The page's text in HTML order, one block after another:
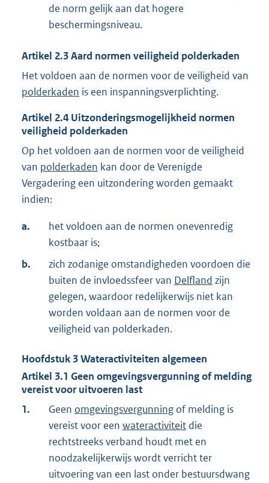
de norm gelijk aan dat hogere
beschermingsniveau.
Artikel 2.3Aard normen veiligheid polderkaden
Het voldoen aan de normen voor de veiligheid van
polderkaden is een inspanningsverplichting.
Artikel 2.4 Uitzonderingsmogelijkheid normen
veiligheid polderkaden
Op het voldoen aan de normen voor de veiligheid
van polderkaden kan door de Verenigde
Vergadering een uitzondering worden gemaakt
indien:
a.
het voldoen aan de normen onevenredig
kostbaar is;
b.
zich zodanige omstandigheden voordoen die
buiten de invloedssfeer van Delfland zijn
gelegen, waardoor redelijkerwijs niet kan
worden voldaan aan de normen voor de
veiligheid van polderkaden.
Hoofdstuk 3Wateractiviteiten algemeen
Artikel 3.1 Geen omgevingsvergunning of melding
vereist voor uitvoeren last
1.
Geen omgevingsvergunning of melding is
vereist voor een wateractiviteit die
rechtstreeks verband houdt met en
noodzakelijkerwijs wordt verricht ter
uitvoering van een last onder bestuursdwang